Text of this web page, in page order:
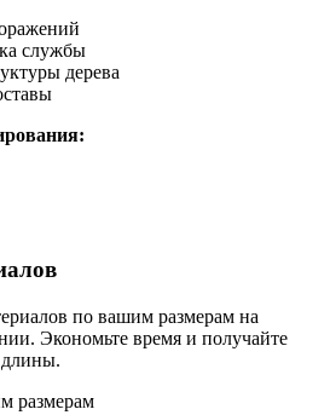
службы
дерева
по вашим размерам на
Экономьте время и получайте
размерам